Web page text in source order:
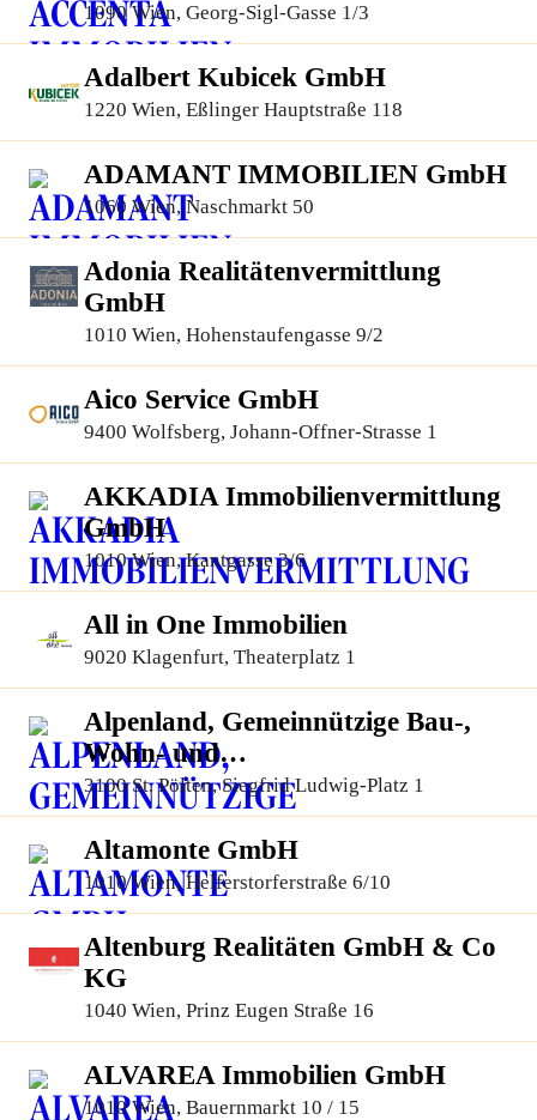
1090 Wien, Georg-Sigl-Gasse 1/3
Adalbert Kubicek GmbH
1220 Wien, Eßlinger Hauptstraße 118
ADAMANT IMMOBILIEN GmbH
1060 Wien, Naschmarkt 50
Adonia Realitätenvermittlung
GmbH
1010 Wien, Hohenstaufengasse 9/2
Aico Service GmbH
9400 Wolfsberg, Johann-Offner-Strasse 1
AKKADIA Immobilienvermittlung
GmbH
1010 Wien, Kantgasse 3/6
All in One Immobilien
9020 Klagenfurt, Theaterplatz 1
Alpenland, Gemeinnützige Bau-,
Wohn- und
Siedlungsgenossenschaft
3100 St. Pölten, Siegfrid Ludwig-Platz 1
Altamonte GmbH
1010 Wien, Helferstorferstraße 6/10
Altenburg Realitäten GmbH & Co
KG
1040 Wien, Prinz Eugen Straße 16
ALVAREA Immobilien GmbH
1010 Wien, Bauernmarkt 10 / 15